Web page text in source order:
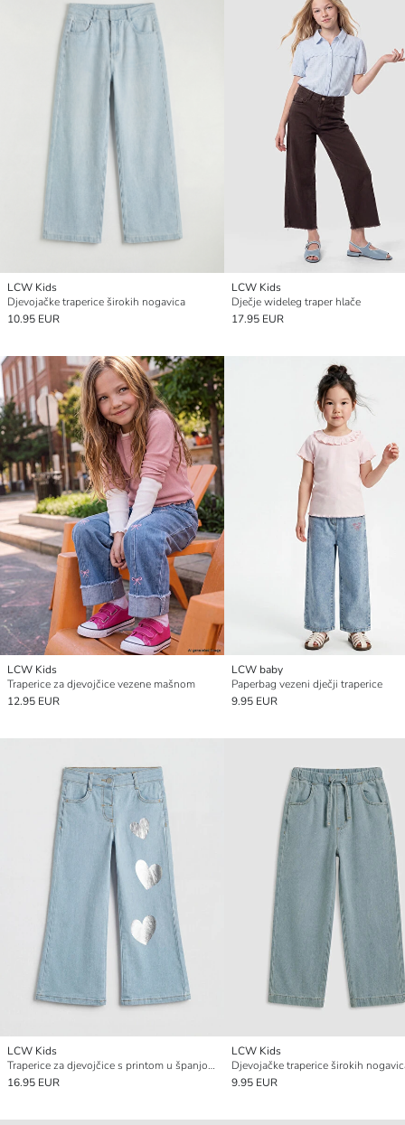
LCW Kids
Djevojačke traperice širokih nogavica
10.95 EUR
LCW Kids
Dječje wideleg traper hlače
17.95 EUR
LCW Kids
Traperice za djevojčice vezene mašnom
12.95 EUR
LCW baby
Paperbag vezeni dječji traperice
9.95 EUR
LCW Kids
Traperice za djevojčice s printom u španjolskom stilu
16.95 EUR
LCW Kids
Djevojačke traperice širokih
9.95 EUR